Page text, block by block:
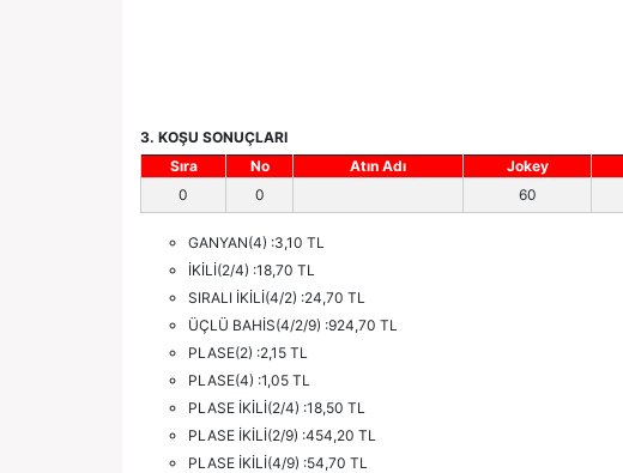
3. KOŞU SONUÇLARI
Sıra
No Atın Adı Jokey
0
0 60
GANYAN(4) :3,10 TL
İKİLİ(2/4) :18,70 TL
SIRALI İKİLİ(4/2) :24,70 TL
ÜÇLÜ BAHİS(4/2/9) :924,70 TL
PLASE(2) :2,15 TL
PLASE(4) :1,05 TL
PLASE İKİLİ(2/4) :18,50 TL
PLASE İKİLİ(2/9) :454,20 TL
PLASE İKİLİ(4/9) :54,70 TL